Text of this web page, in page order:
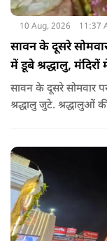
10 Aug, 2026 11:37
सावन के दूसरे
में डूबे श्रद्धालु,
सावन के दूसरे सोमवार
श्रद्धालु जुटे. श्रद्धालुओं
इतनी ज्यादा भीड़ है कि
नहीं जा पाए और बाहर